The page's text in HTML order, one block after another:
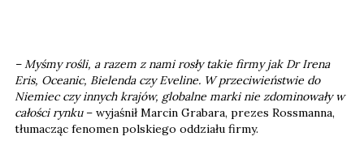
– Myśmy rośli, a razem z nami rosły takie firmy jak Dr Irena
Eris, Oceanic, Bielenda czy Eveline. W przeciwieństwie do
Niemiec czy innych krajów, globalne marki nie zdominowały w
całości rynku – wyjaśnił Marcin Grabara, prezes Rossmanna,
tłumacząc fenomen polskiego oddziału firmy.